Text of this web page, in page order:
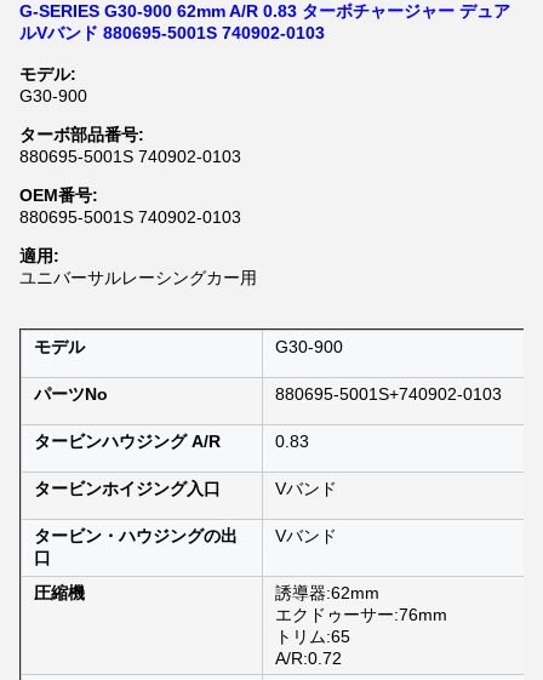
G-SERIES G30-900 62mm A/R 0.83 ターボチャージャー デュア
ルVバンド 880695-5001S 740902-0103
モデル:
G30-900
ターボ部品番号:
880695-5001S 740902-0103
OEM番号:
880695-5001S 740902-0103
適用:
ユニバーサルレーシングカー用
モデル G30-900
パーツNo 880695-5001S+740902-0103
タービンハウジング A/R 0.83
タービンホイジング入口 Vバンド
タービン・ハウジングの出
口
Vバンド
圧縮機
誘導器:62mm
エクドゥーサー:76mm
トリム:65
A/R:0.72